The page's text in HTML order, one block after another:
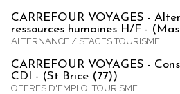
CARREFOUR VOYAGES -
ressources humaines H/F -
ALTERNANCE / STAGES TOURISME
CARREFOUR VOYAGES -
CDI - (St Brice (77))
OFFRES D'EMPLOI TOURISME